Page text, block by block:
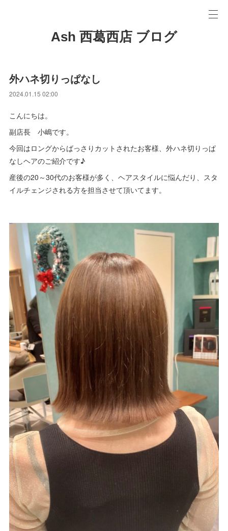
Ash 西葛西店 ブログ
外ハネ切りっぱなし
2024.01.15 02:00
こんにちは。
副店長 小嶋です。
今回はロングからばっさりカットされたお客様、外ハネ切りっぱ
なしヘアのご紹介です♪
産後の20～30代のお客様が多く、ヘアスタイルに悩んだり、スタ
イルチェンジされる方を担当させて頂いてます。